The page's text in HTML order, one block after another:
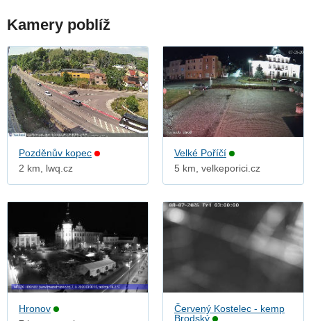
Kamery poblíž
Pozděnův kopec
2 km, lwq.cz
Velké Poříčí
5 km, velkeporici.cz
Hronov
Červený Kostelec - kemp
Brodský